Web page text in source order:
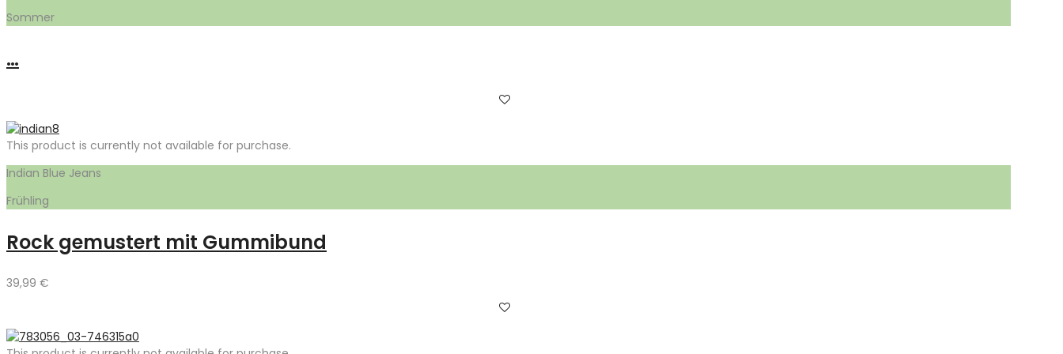
Sommer
…
This product is currently not available for purchase.
Indian Blue Jeans
Frühling
Rock gemustert mit Gummibund
39,99 €